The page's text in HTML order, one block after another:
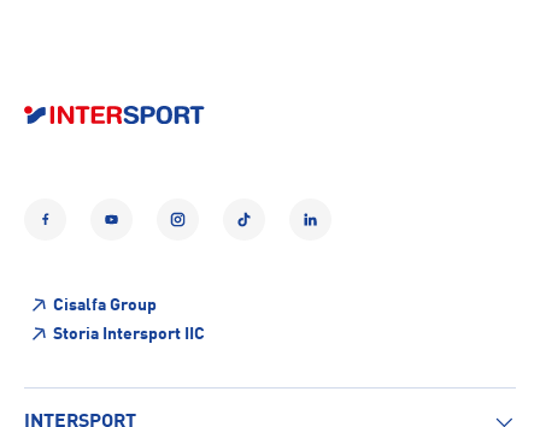
YouTubeInstagramTikTok LinkedIn
Cisalfa Group
Storia Intersport IIC
INTERSPORT